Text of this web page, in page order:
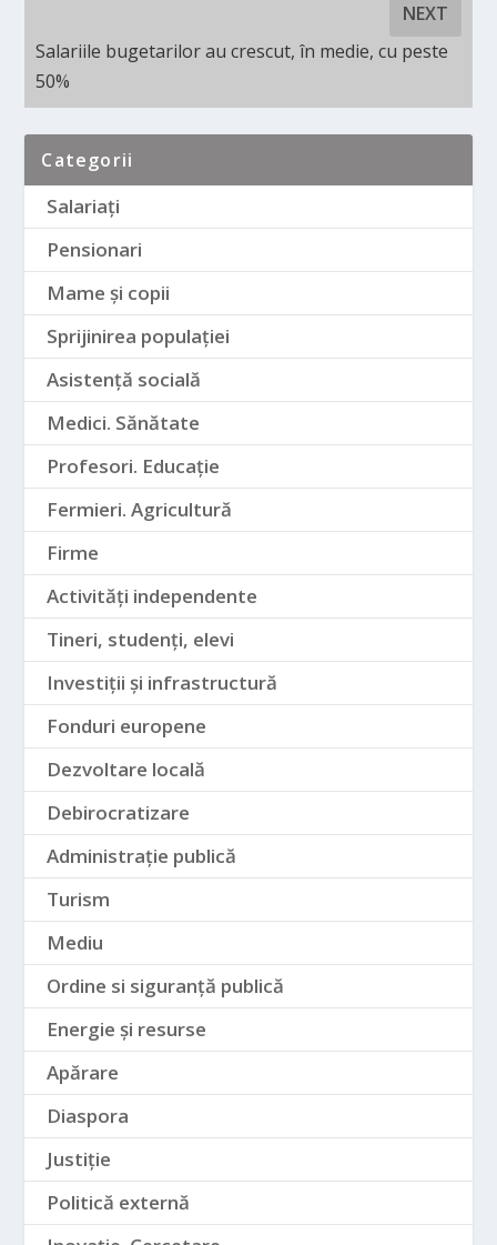
NEXT
Salariile bugetarilor au crescut, în medie, cu peste
50%
Categorii
Salariați
Pensionari
Mame și copii
Sprijinirea populației
Asistență socială
Medici. Sănătate
Profesori. Educație
Fermieri. Agricultură
Firme
Activități independente
Tineri, studenți, elevi
Investiții și infrastructură
Fonduri europene
Dezvoltare locală
Debirocratizare
Administrație publică
Turism
Mediu
Ordine si siguranță publică
Energie și resurse
Apărare
Diaspora
Justiție
Politică externă